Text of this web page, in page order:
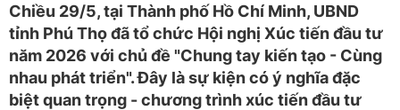
Chiều 29/5, tại Thành phố Hồ Chí Minh, UBND
tỉnh Phú Thọ đã tổ chức Hội nghị Xúc tiến đầu tư
năm 2026 với chủ đề "Chung tay kiến tạo - Cùng
nhau phát triển". Đây là sự kiện có ý nghĩa đặc
biệt quan trọng - chương trình xúc tiến đầu tư